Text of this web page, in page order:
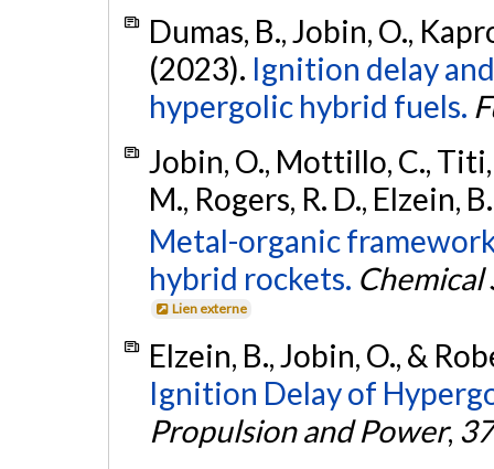
Dumas, B., Jobin, O.,
(2023). Ignition delay
hypergolic hybrid fuels.
Jobin, O., Mottillo, C.,
M., Rogers, R. D., Elzein,
Metal-organic
hybrid rockets. Chemical
Lien externe
Elzein, B., Jobin, O., &
Ignition Delay of
Propulsion and Power, 37